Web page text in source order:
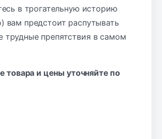
в трогательную историю
предстоит распутывать
трудные препятствия в самом
товара и цены уточняйте по